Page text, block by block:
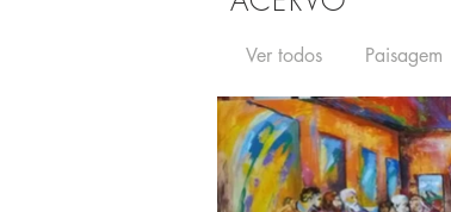
Ver todos Paisagem